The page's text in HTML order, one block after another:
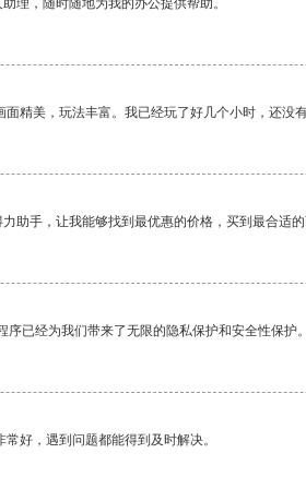
理，随时随地为我的办公提供帮助。
精美，玩法丰富。我已经玩了好几个小时，还没有
助手，让我能够找到最优惠的价格，买到最合适的
序已经为我们带来了无限的隐私保护和安全性保护。
好，遇到问题都能得到及时解决。